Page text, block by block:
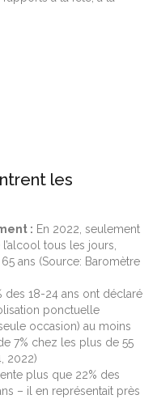
les
: En 2022, seulement
tous les jours,
ans (Source: Baromètre
des 18-24 ans ont déclaré
ponctuelle
occasion) au moins
7% chez les plus de 55
2022)
plus que 22% des
– il en représentait près